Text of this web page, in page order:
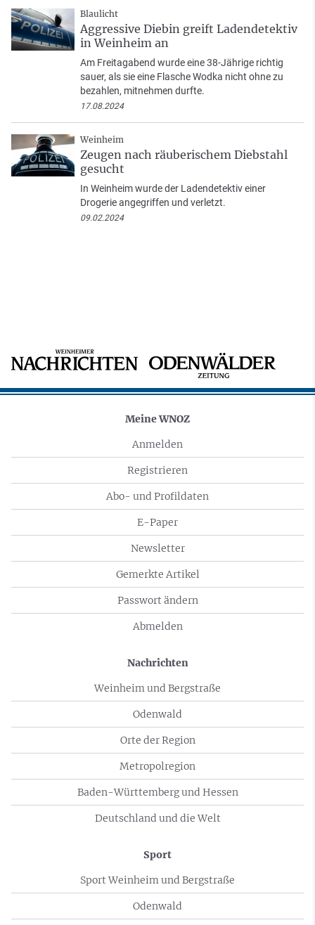
Blaulicht
Aggressive Diebin greift Ladendetektiv
in Weinheim an
Am Freitagabend wurde eine 38-Jährige richtig
sauer, als sie eine Flasche Wodka nicht ohne zu
bezahlen, mitnehmen durfte.
17.08.2024
Weinheim
Zeugen nach räuberischem Diebstahl
gesucht
In Weinheim wurde der Ladendetektiv einer
Drogerie angegriffen und verletzt.
09.02.2024
Meine WNOZ
Anmelden
Registrieren
Abo- und Profildaten
E-Paper
Newsletter
Gemerkte Artikel
Passwort ändern
Abmelden
Nachrichten
Weinheim und Bergstraße
Odenwald
Orte der Region
Metropolregion
Baden-Württemberg und Hessen
Deutschland und die Welt
Sport
Sport Weinheim und Bergstraße
Odenwald